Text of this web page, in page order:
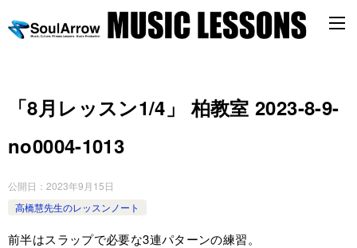
「8月レッスン1/4」 柏教室 2023-8-9-
no0004-1013
公開日： 2023年9月15日
高橋慧先生のレッスンノート
前半はスラップで必要な3連パターンの練習。